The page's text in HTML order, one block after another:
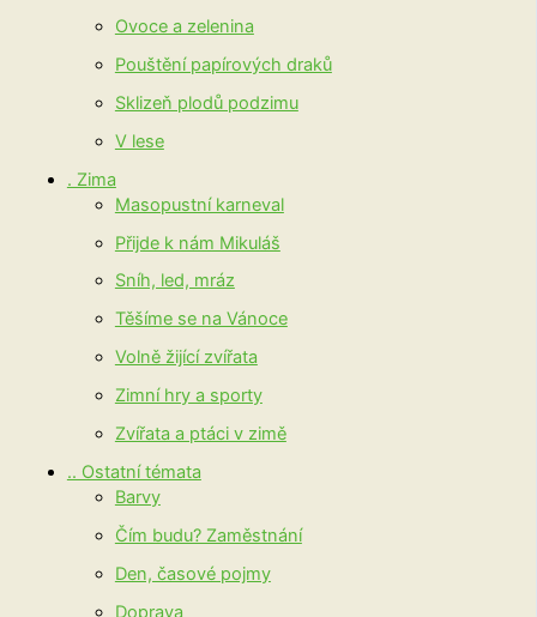
Ovoce a zelenina
Pouštění papírových draků
Sklizeň plodů podzimu
V lese
. Zima
Masopustní karneval
Přijde k nám Mikuláš
Sníh, led, mráz
Těšíme se na Vánoce
Volně žijící zvířata
Zimní hry a sporty
Zvířata a ptáci v zimě
.. Ostatní témata
Barvy
Čím budu? Zaměstnání
Den, časové pojmy
Doprava